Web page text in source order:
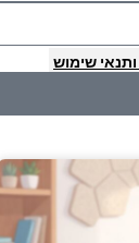
ותנאי שימוש